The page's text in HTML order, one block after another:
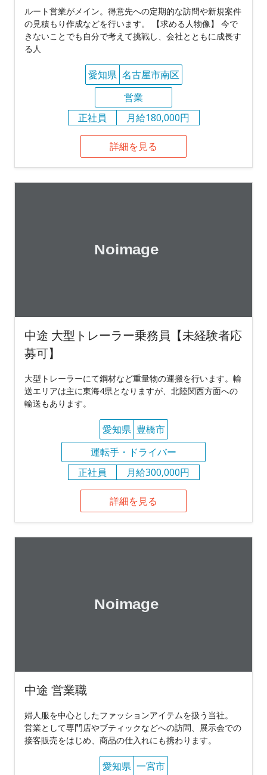
ルート営業がメイン。得意先への定期的な訪問や新規案件
の見積もり作成などを行います。 【求める人物像】 今で
きないことでも自分で考えて挑戦し、会社とともに成長す
る人
愛知県 名古屋市南区
営業
正社員
月給180,000円
詳細を見る
中途 大型トレーラー乗務員【未経験者応
募可】
大型トレーラーにて鋼材など重量物の運搬を行います。輸
送エリアは主に東海4県となりますが、北陸関西方面への
輸送もあります。
愛知県 豊橋市
運転手・ドライバー
正社員
月給300,000円
詳細を見る
中途 営業職
婦人服を中心としたファッションアイテムを扱う当社。
営業として専門店やブティックなどへの訪問、展示会での
接客販売をはじめ、商品の仕入れにも携わります。
愛知県 一宮市